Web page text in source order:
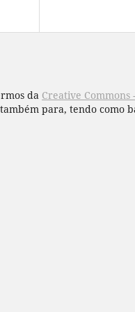
da Creative Commons
para, tendo como